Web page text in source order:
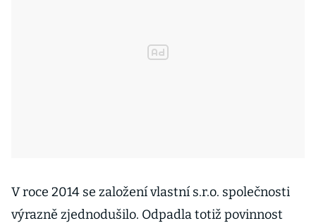
V roce 2014 se založení vlastní s.r.o. společnosti
výrazně zjednodušilo. Odpadla totiž povinnost